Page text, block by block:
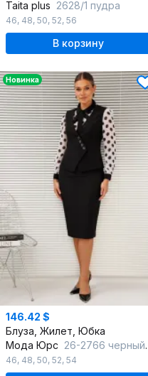
Taita plus 2628/1 пудра
46, 48, 50, 52, 56
В корзину
Новинка
146.42 $
Блуза, Жилет, Юбка
Мода Юрс 26-2766 черный_крупный горох
46, 48, 50, 52, 54